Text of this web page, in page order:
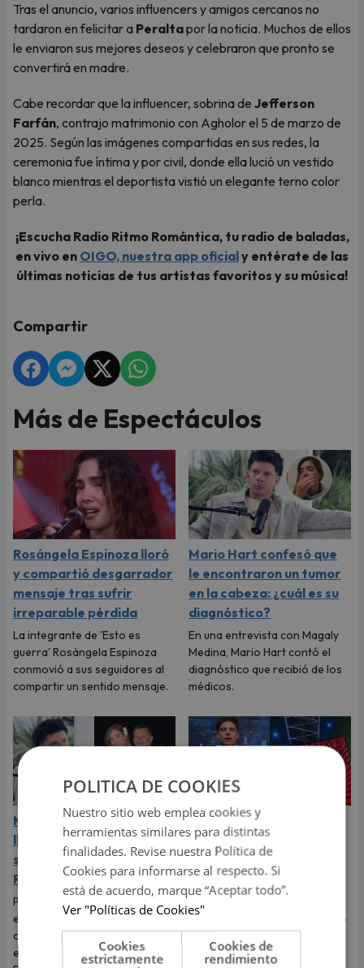
Tras el anuncio, varios influencers y amigos cercanos no
tardaron en felicitar a Peraltapor la noticia. Muchos de ellos
le enviaron sus mejores deseos y celebraron que pronto se
convertirá en madre.
Cabe recordar que la influencer, sobrina de Jefferson
Farfán, contrajo matrimonio con Agholor el 5 de marzo de
2025. Según las imágenes compartidas en sus redes, la
ceremonia fue íntima y por civil, donde ella lució un vestido
blanco mientras el deportista vistió un elegante terno color
perla.
¡Escucha Radio Ritmo Romántica, tu radio de baladas,
en vivo en OIGO, nuestra app oficialy entérate de las
últimas noticias de tus artistas favoritos y su música!
Compartir
Más de Espectáculos
Rosángela Espinoza lloró
y compartió desgarrador
mensaje tras sufrir
irreparable pérdida
La integrante de 'Esto es
guerra' Rosángela Espinoza
conmovió a sus seguidores al
compartir un sentido mensaje.
Mario Hart confesó que
le encontraron un tumor
en la cabeza: ¿cuál es su
diagnóstico?
En una entrevista con Magaly
Medina, Mario Hart contó el
diagnóstico que recibió de los
médicos.
Mario Hart confesó que
lloró a escondidas tras
separarse de Korina
Rivadeneira
Por primera vez, el
exintegrante de Combate
contó cómo realmente afrontó
el fin de su relación con Korina
‘Esto es guerra’: Kevin
Díaz protagonizó fuerte
accidente al caer de 8
metros de altura
El incidente que preocupó a
todos los televidentes de 'Esto
es guerra' ocurrió en pleno
programa en vivo.
POLITICA DE COOKIES
Nuestro sitio web emplea cookies y
herramientas similares para distintas
finalidades. Revise nuestra Política de
Cookies para informarse al respecto. Si
está de acuerdo, marque “Aceptar todo”.
Ver "Políticas de Cookies"
Cookies
estrictamente
Cookies de
rendimiento